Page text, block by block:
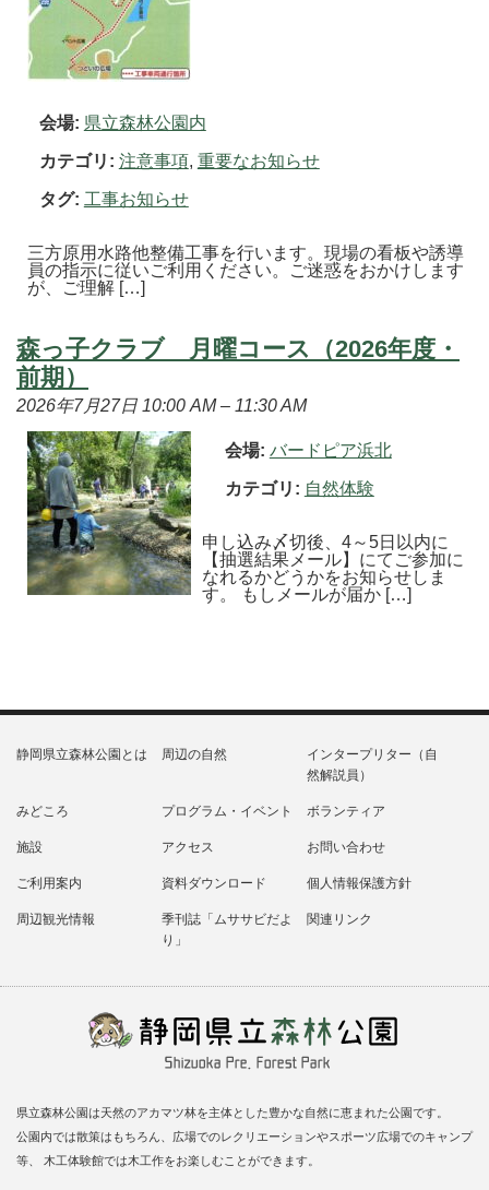
会場: 県立森林公園内
カテゴリ: 注意事項, 重要なお知らせ
タグ: 工事お知らせ
三方原用水路他整備工事を行います。現場の看板や誘導
員の指示に従いご利用ください。ご迷惑をおかけします
が、ご理解 […]
森っ子クラブ 月曜コース（2026年度・
前期）
2026年7月27日 10:00 AM– 11:30 AM
会場: バードピア浜北
カテゴリ: 自然体験
申し込み〆切後、4～5日以内に
【抽選結果メール】にてご参加に
なれるかどうかをお知らせしま
す。 もしメールが届か […]
静岡県立森林公園とは 周辺の自然
インタープリター（自
然解説員）
みどころ プログラム・イベント ボランティア
施設 アクセス お問い合わせ
ご利用案内 資料ダウンロード 個人情報保護方針
周辺観光情報
季刊誌「ムササビだよ
り」
関連リンク
県立森林公園は天然のアカマツ林を主体とした豊かな自然に恵まれた公園です。
公園内では散策はもちろん、広場でのレクリエーションやスポーツ広場でのキャンプ
等、 木工体験館では木工作をお楽しむことができます。